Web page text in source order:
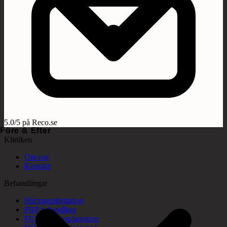
Före & Efter
5.0/5 på Reco.se
Kliniken
Om oss
Kontakt
Behandlingar
Hårtransplantation
PRP behandling
FUE hårtransplantation